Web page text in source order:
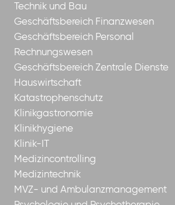
Technik und Bau
Geschäftsbereich Finanzwesen
Geschäftsbereich Personal
Rechnungswesen
Geschäftsbereich Zentrale Dienste
Hauswirtschaft
Katastrophenschutz
Klinikgastronomie
Klinikhygiene
Klinik-IT
Medizincontrolling
Medizintechnik
MVZ- und Ambulanzmanagement